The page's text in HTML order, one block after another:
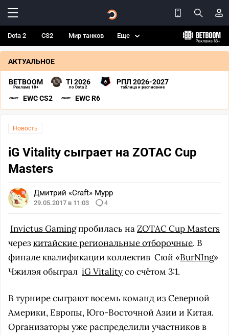
Dota 2 CS2 Мир танков Еще
АКТУАЛЬНОЕ
BETBOOM
Реклама 18+
TI 2026
по Dota 2
РПЛ 2026-2027
таблица и расписание
EWC CS2 EWC R6
Новость
iG Vitality сыграет на ZOTAC Cup
Masters
Дмитрий «Craft» Мурр
29.05.2017 в 11:03 4
Invictus Gamingпробилась наZOTAC Cup Masters
черезкитайские региональные отборочные. В
финале квалификации коллектив Сюй «BurNIng»
Чжилэя обыграл iG Vitalityсо счётом 3:1.
В турнире сыграют восемь команд из Северной
Америки, Европы, Юго-Восточной Азии и Китая.
Организаторы уже распределили участников в